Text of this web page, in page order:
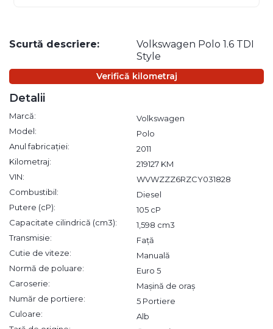
Scurtă descriere:
Volkswagen Polo 1.6 TDI
Style
Verifică kilometraj
Detalii
Marcă:
Volkswagen
Model:
Polo
Anul fabricației:
2011
Kilometraj:
219127 KM
VIN:
WVWZZZ6RZCY031828
Combustibil:
Diesel
Putere (cP):
105 cP
Capacitate cilindrică (cm3):
1,598 cm3
Transmisie:
Față
Cutie de viteze:
Manuală
Normă de poluare:
Euro 5
Caroserie:
Mașină de oraș
Număr de portiere:
5 Portiere
Culoare:
Alb